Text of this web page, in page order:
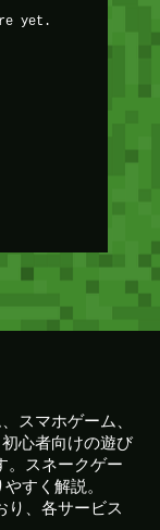
yet.
スマホゲーム、
心者向けの遊び
。スネークゲー
すく解説。
り、各サービス